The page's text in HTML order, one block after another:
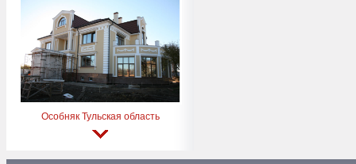
Особняк Тульская область